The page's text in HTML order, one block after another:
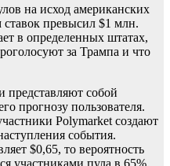
на исход американских
превысил $1 млн.
в определенных штатах,
за Трампа и что
представляют собой
прогнозу пользователя.
Polymarket создают
события.
$0,65, то вероятность